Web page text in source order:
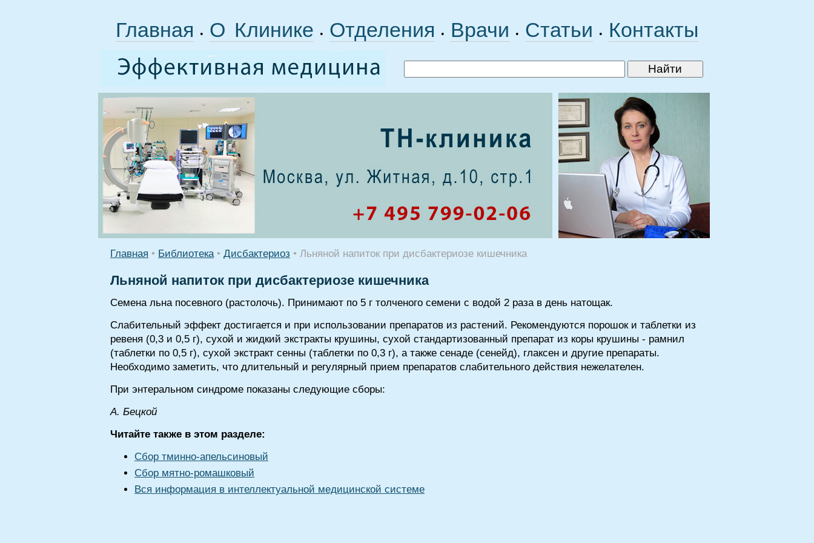
Главная • О Клинике • Отделения • Врачи • Статьи • Контакты
Главная • Библиотека • Дисбактериоз • Льняной напиток при дисбактериозе кишечника
Льняной напиток при дисбактериозе кишечника
Семена льна посевного (растолочь). Принимают по 5 г толченого семени с водой 2 раза в день натощак.
Слабительный эффект достигается и при использовании препаратов из растений. Рекомендуются порошок и таблетки из
ревеня (0,3 и 0,5 г), сухой и жидкий экстракты крушины, сухой стандартизованный препарат из коры крушины - рамнил
(таблетки по 0,5 г), сухой экстракт сенны (таблетки по 0,3 г), а также сенаде (сенейд), глаксен и другие препараты.
Необходимо заметить, что длительный и регулярный прием препаратов слабительного действия нежелателен.
При энтеральном синдроме показаны следующие сборы:
A. Бeцкoй
Читайте также в этом разделе:
Сбор тминно-апельсиновый
Сбор мятно-ромашковый
Вся информация в интеллектуальной медицинской системе